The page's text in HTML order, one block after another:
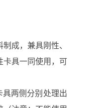
成，兼具刚性、
卡具一同使用，可
具两侧分别处理出